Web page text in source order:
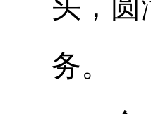
头，圆
务。